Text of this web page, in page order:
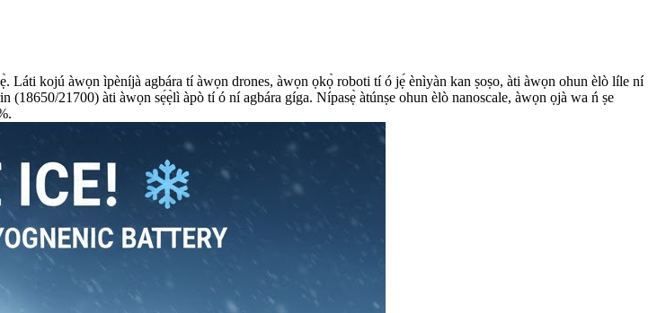
kojú àwọn ìpèníjà agbára tí àwọn drones, àwọn ọkọ̀ roboti tí ó jẹ́ ènìyàn kan ṣoṣo, àti àwọn ohun èlò líle ní
21700) àti àwọn sẹ́ẹ̀lì àpò tí ó ní agbára gíga. Nípasẹ̀ àtúnṣe ohun èlò nanoscale, àwọn ọjà wa ń ṣe